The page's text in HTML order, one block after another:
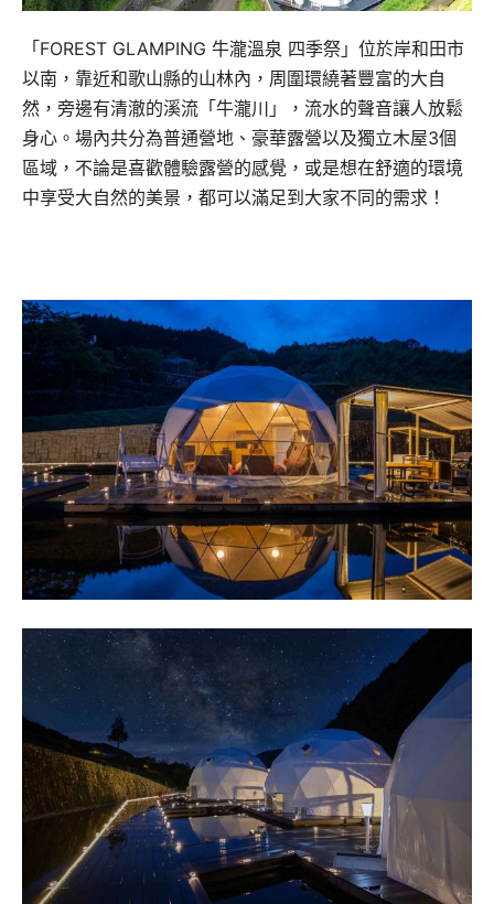
「FOREST GLAMPING 牛瀧溫泉 四季祭」位於岸和田市
以南，靠近和歌山縣的山林內，周圍環繞著豐富的大自
然，旁邊有清澈的溪流「牛瀧川」，流水的聲音讓人放鬆
身心。場內共分為普通營地、豪華露營以及獨立木屋3個
區域，不論是喜歡體驗露營的感覺，或是想在舒適的環境
中享受大自然的美景，都可以滿足到大家不同的需求！